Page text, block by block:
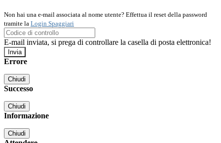
Non hai una e-mail associata al nome utente? Effettua il reset della password
tramite la Login Spaggiari
E-mail inviata, si prega di controllare la casella di posta elettronica!
Errore
Chiudi
Successo
Chiudi
Informazione
Chiudi